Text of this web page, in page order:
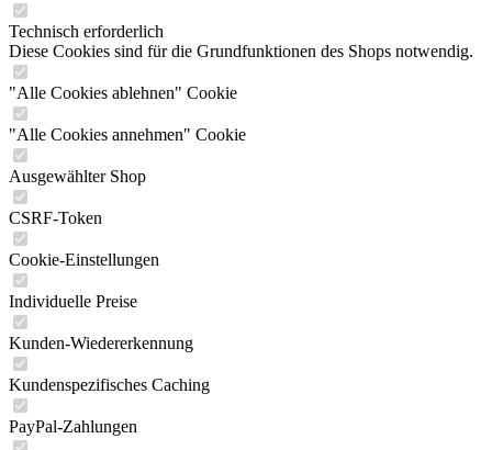
Technisch erforderlich
Diese Cookies sind für die Grundfunktionen des Shops notwendig.
"Alle Cookies ablehnen" Cookie
"Alle Cookies annehmen" Cookie
Ausgewählter Shop
CSRF-Token
Cookie-Einstellungen
Individuelle Preise
Kunden-Wiedererkennung
Kundenspezifisches Caching
PayPal-Zahlungen